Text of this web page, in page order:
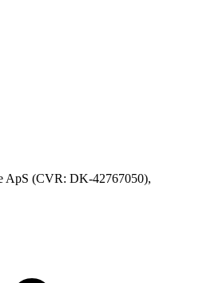
ApS (CVR: DK-42767050),